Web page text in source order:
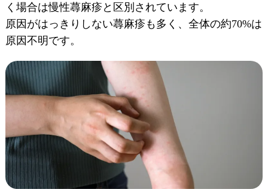
く場合は慢性蕁麻疹と区別されています。
原因がはっきりしない蕁麻疹も多く、全体の約70%は
原因不明です。